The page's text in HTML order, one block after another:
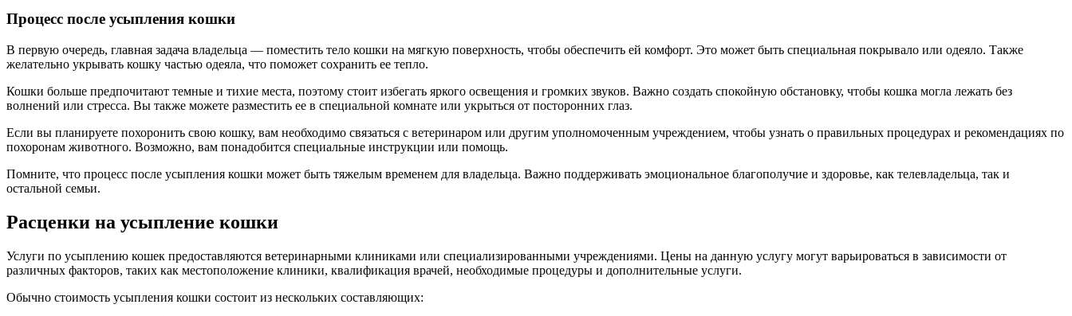
Процесс после усыпления кошки
В первую очередь, главная задача владельца — поместить тело кошки на мягкую поверхность, чтобы обеспечить ей комфорт. Это может быть специальная покрывало или одеяло. Также
желательно укрывать кошку частью одеяла, что поможет сохранить ее тепло.
Кошки больше предпочитают темные и тихие места, поэтому стоит избегать яркого освещения и громких звуков. Важно создать спокойную обстановку, чтобы кошка могла лежать без
волнений или стресса. Вы также можете разместить ее в специальной комнате или укрыться от посторонних глаз.
Если вы планируете похоронить свою кошку, вам необходимо связаться с ветеринаром или другим уполномоченным учреждением, чтобы узнать о правильных процедурах и рекомендациях по
похоронам животного. Возможно, вам понадобится специальные инструкции или помощь.
Помните, что процесс после усыпления кошки может быть тяжелым временем для владельца. Важно поддерживать эмоциональное благополучие и здоровье, как телевладельца, так и
остальной семьи.
Расценки на усыпление кошки
Услуги по усыплению кошек предоставляются ветеринарными клиниками или специализированными учреждениями. Цены на данную услугу могут варьироваться в зависимости от
различных факторов, таких как местоположение клиники, квалификация врачей, необходимые процедуры и дополнительные услуги.
Обычно стоимость усыпления кошки состоит из нескольких составляющих: